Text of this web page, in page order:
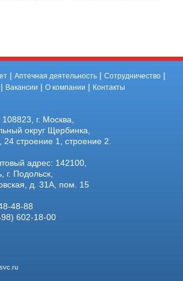
| Аптечная деятельность | Сотрудничество |
| Вакансии | О компании | Контакты
г. Москва,
округ Щербинка,
строение 1, строение 2.
адрес: 142100,
г. Подольск,
д. 31А, пом. 15
48-88
602-18-00